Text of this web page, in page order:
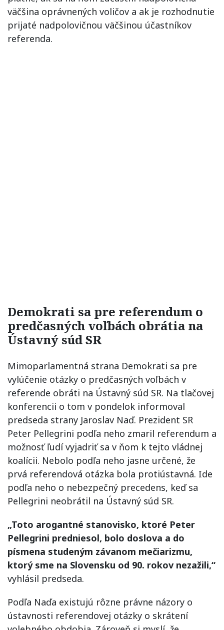
väčšina oprávnených voličov a ak je rozhodnutie
prijaté nadpolovičnou väčšinou účastníkov
referenda.
Demokrati sa pre referendum o
predčasných voľbách obrátia na
Ústavný súd SR
Mimoparlamentná strana Demokrati sa pre
vylúčenie otázky o predčasných voľbách v
referende obráti na Ústavný súd SR. Na tlačovej
konferencii o tom v pondelok informoval
predseda strany Jaroslav Naď. Prezident SR
Peter Pellegrini podľa neho zmaril referendum a
možnosť ľudí vyjadriť sa v ňom k tejto vládnej
koalícii. Nebolo podľa neho jasne určené, že
prvá referendová otázka bola protiústavná. Ide
podľa neho o nebezpečný precedens, keď sa
Pellegrini neobrátil na Ústavný súd SR.
„Toto arogantné stanovisko, ktoré Peter
Pellegrini predniesol, bolo doslova a do
písmena studeným závanom mečiarizmu,
ktorý sme na Slovensku od 90. rokov nezažili,“
vyhlásil predseda.
Podľa Naďa existujú rôzne právne názory o
ústavnosti referendovej otázky o skrátení